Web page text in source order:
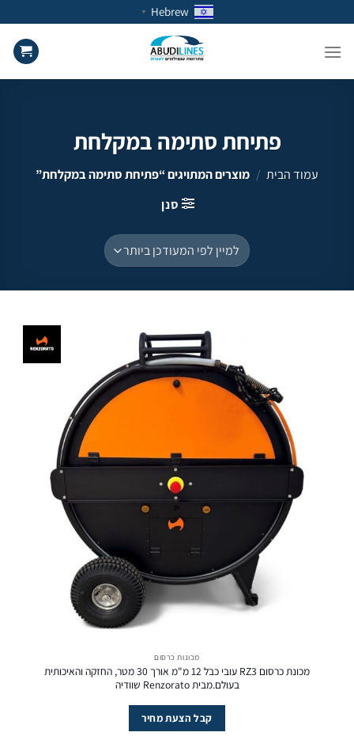
to
content
Hebrew
▼
פתיחת סתימה במקלחת
עמוד הבית / מוצרים המתויגים “פתיחת סתימה במקלחת”
סנן
מכונות כרסום
מכונת כרסום RZ3 עובי כבל 12 מ"מ אורך 30 מטר, החזקה והאיכותית
בעולם.מבית Renzorato שוודיה
קבל הצעת מחיר